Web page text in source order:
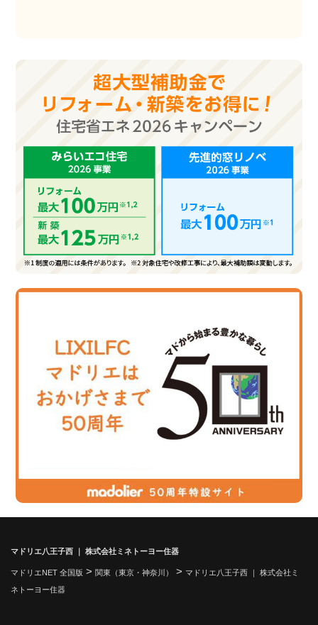
マドリエ八王子西 ｜ 株式会社ミネトーヨー住器
マドリエNET 全国版 > 関東（東京・神奈川） > マドリエ八王子西 ｜ 株式会社ミ
ネトーヨー住器